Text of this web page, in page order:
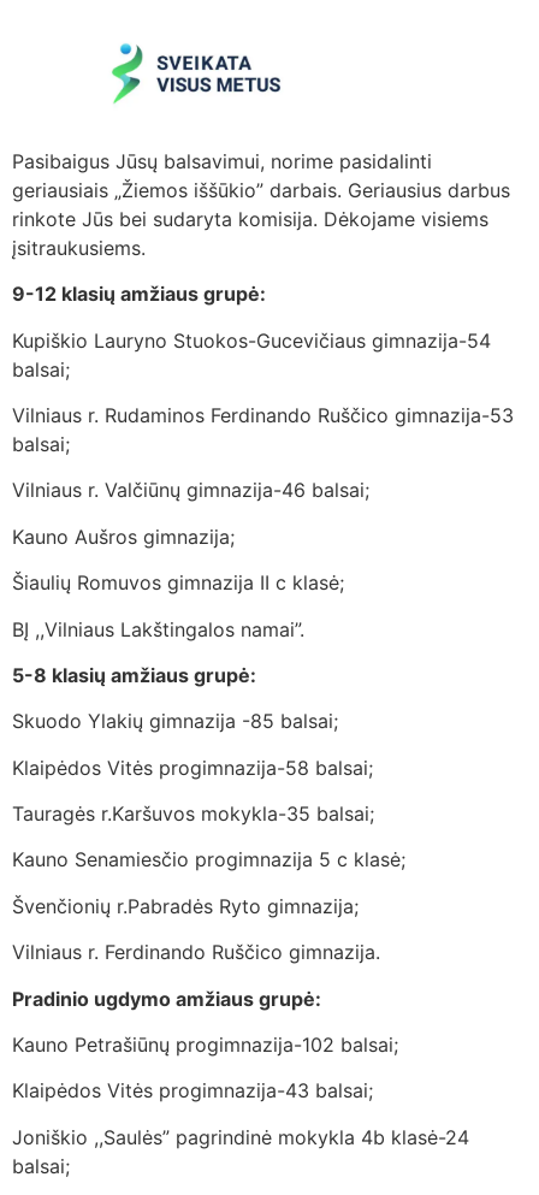
Pasibaigus Jūsų balsavimui, norime pasidalinti
geriausiais „Žiemos iššūkio” darbais. Geriausius darbus
rinkote Jūs bei sudaryta komisija. Dėkojame visiems
įsitraukusiems.
9-12 klasių amžiaus grupė:
Kupiškio Lauryno Stuokos-Gucevičiaus gimnazija-54
balsai;
Vilniaus r. Rudaminos Ferdinando Ruščico gimnazija-53
balsai;
Vilniaus r. Valčiūnų gimnazija-46 balsai;
Kauno Aušros gimnazija;
Šiaulių Romuvos gimnazija II c klasė;
BĮ ,,Vilniaus Lakštingalos namai”.
5-8 klasių amžiaus grupė:
Skuodo Ylakių gimnazija -85 balsai;
Klaipėdos Vitės progimnazija-58 balsai;
Tauragės r.Karšuvos mokykla-35 balsai;
Kauno Senamiesčio progimnazija 5 c klasė;
Švenčionių r.Pabradės Ryto gimnazija;
Vilniaus r. Ferdinando Ruščico gimnazija.
Pradinio ugdymo amžiaus grupė:
Kauno Petrašiūnų progimnazija-102 balsai;
Klaipėdos Vitės progimnazija-43 balsai;
Joniškio ,,Saulės” pagrindinė mokykla 4b klasė-24
balsai;